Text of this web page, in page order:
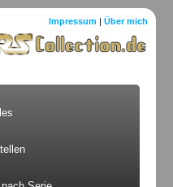
Impressum |Über mich